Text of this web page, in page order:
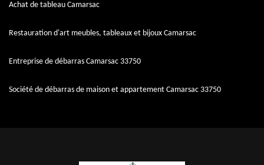
Achat de tableau Camarsac
Restauration d'art meubles, tableaux et bijoux Camarsac
Entreprise de débarras Camarsac 33750
Société de débarras de maison et appartement Camarsac 33750